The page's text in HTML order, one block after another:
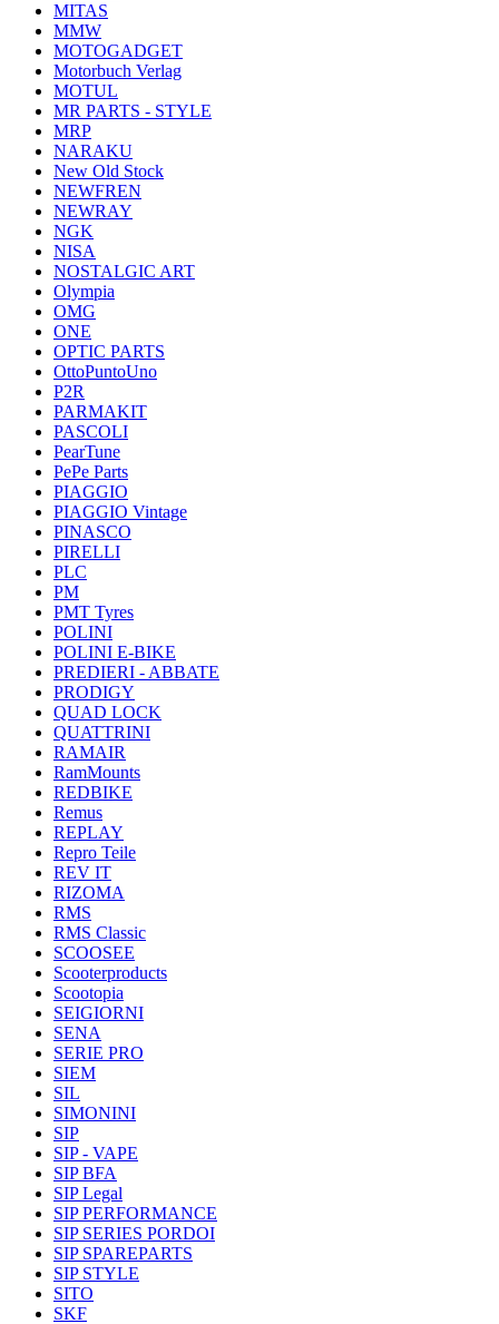
MITAS
MMW
MOTOGADGET
Motorbuch Verlag
MOTUL
MR PARTS - STYLE
MRP
NARAKU
New Old Stock
NEWFREN
NEWRAY
NGK
NISA
NOSTALGIC ART
Olympia
OMG
ONE
OPTIC PARTS
OttoPuntoUno
P2R
PARMAKIT
PASCOLI
PearTune
PePe Parts
PIAGGIO
PIAGGIO Vintage
PINASCO
PIRELLI
PLC
PM
PMT Tyres
POLINI
POLINI E-BIKE
PREDIERI - ABBATE
PRODIGY
QUAD LOCK
QUATTRINI
RAMAIR
RamMounts
REDBIKE
Remus
REPLAY
Repro Teile
REV IT
RIZOMA
RMS
RMS Classic
SCOOSEE
Scooterproducts
Scootopia
SEIGIORNI
SENA
SERIE PRO
SIEM
SIL
SIMONINI
SIP
SIP - VAPE
SIP BFA
SIP Legal
SIP PERFORMANCE
SIP SERIES PORDOI
SIP SPAREPARTS
SIP STYLE
SITO
SKF